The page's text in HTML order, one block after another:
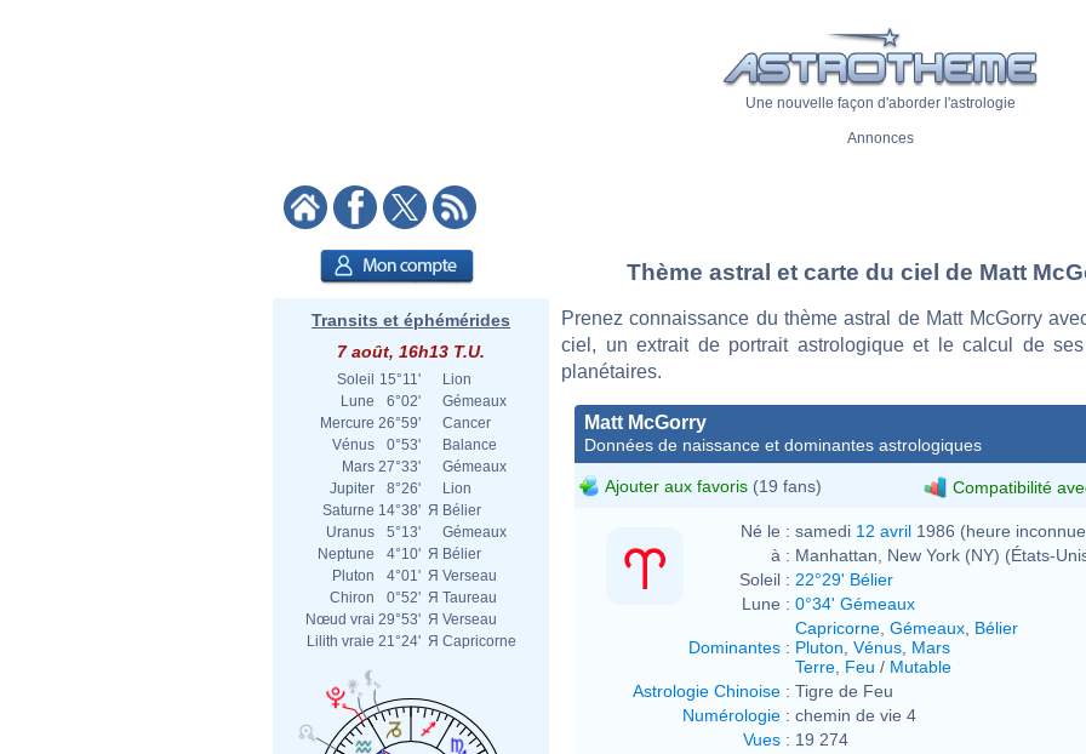
Une nouvelle façon d'aborder l'astrologie
Annonces
Transits et éphémérides
7 août, 16h13 T.U.
Soleil 15°11'
Lion
Lune
6°02'
Gémeaux
Mercure 26°59'
Cancer
Vénus
0°53'
Balance
Mars 27°33'
Gémeaux
Jupiter
8°26'
Lion
Saturne 14°38' Я Bélier
Uranus
5°13'
Gémeaux
Neptune
4°10' Я Bélier
Pluton
4°01' Я Verseau
Chiron
0°52' Я Taureau
Nœud vrai 29°53' Я Verseau
Lilith vraie 21°24' Я Capricorne
Thème astral et carte du ciel de Matt
Prenez connaissance du thème astral de Matt McGorry
ciel, un extrait de portrait astrologique et le calcul de
planétaires.
Matt McGorry
Données de naissance et dominantes astrologiques
Ajouter aux favoris (19 fans) Compatibilité
Né le : samedi 12 avril 1986 (heure
à : Manhattan, New York (NY) (États-
Soleil : 22°29' Bélier
Lune : 0°34' Gémeaux
Dominantes :
Capricorne Gémeaux Bélier
Pluton Vénus Mars
Terre Feu / Mutable
Astrologie Chinoise : Tigre de Feu
Numérologie : chemin de vie 4
Vues : 19 274